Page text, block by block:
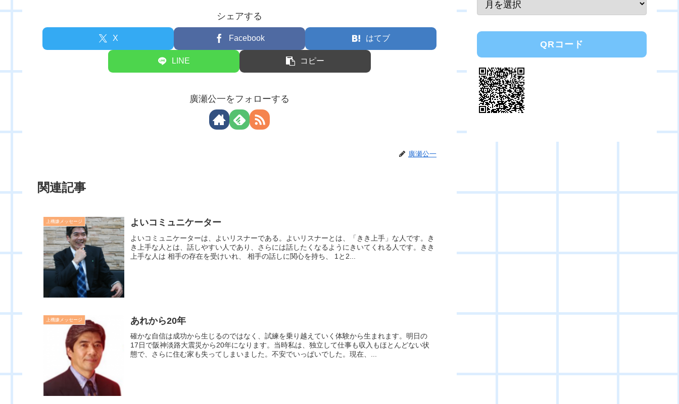
シェアする
X Facebook はてブ
LINE コピー
廣瀬公一をフォローする
廣瀬公一
関連記事
上機嫌メッセージ よいコミュニケーター
よいコミュニケーターは、よいリスナーである。よいリスナーとは、「きき上手」な人です。き
き上手な人とは、話しやすい人であり、さらには話したくなるようにきいてくれる人です。きき
上手な人は 相手の存在を受けいれ、 相手の話しに関心を持ち、 1と2...
上機嫌メッセージ あれから20年
確かな自信は成功から生じるのではなく、試練を乗り越えていく体験から生まれます。明日の
17日で阪神淡路大震災から20年になります。当時私は、独立して仕事も収入もほとんどない状
態で、さらに住む家も失ってしまいました。不安でいっぱいでした。現在、...
QRコード